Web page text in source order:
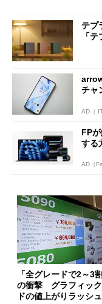
テプ
「
チャ
AD（
FP
する
AD（
「全グレードで2～3
の衝撃 グラフィッ
ドの値上がりラッシ